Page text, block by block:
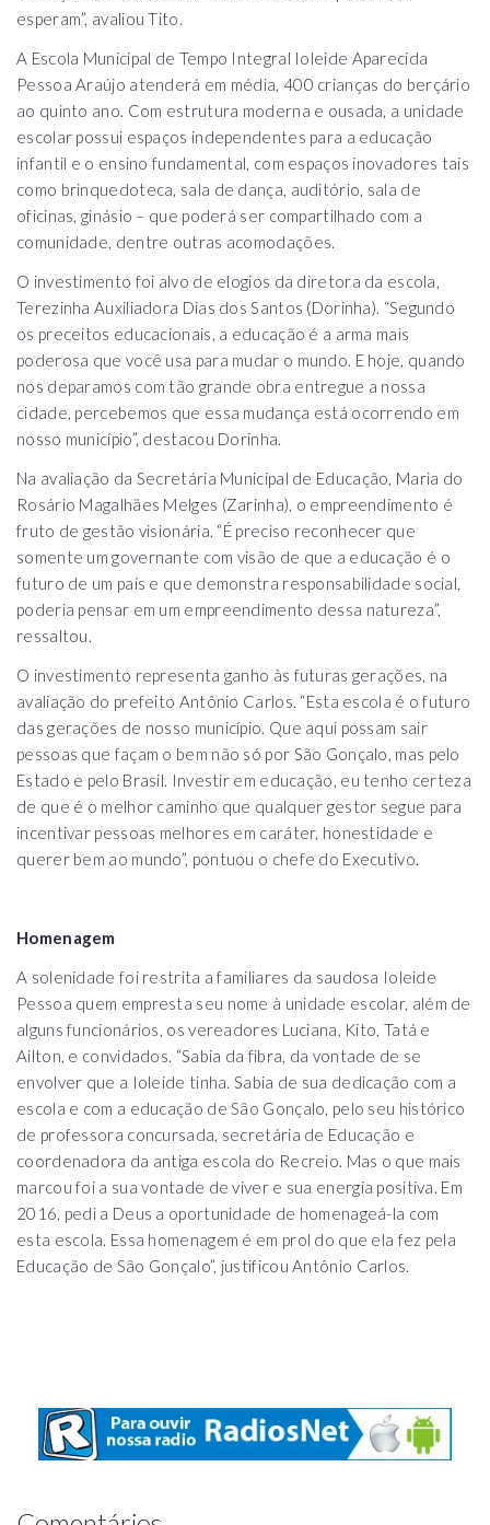
esperam”, avaliou Tito.
A Escola Municipal de Tempo Integral Ioleide Aparecida
Pessoa Araújo atenderá em média, 400 crianças do berçário
ao quinto ano. Com estrutura moderna e ousada, a unidade
escolar possui espaços independentes para a educação
infantil e o ensino fundamental, com espaços inovadores tais
como brinquedoteca, sala de dança, auditório, sala de
oficinas, ginásio – que poderá ser compartilhado com a
comunidade, dentre outras acomodações.
O investimento foi alvo de elogios da diretora da escola,
Terezinha Auxiliadora Dias dos Santos (Dorinha). “Segundo
os preceitos educacionais, a educação é a arma mais
poderosa que você usa para mudar o mundo. E hoje, quando
nos deparamos com tão grande obra entregue a nossa
cidade, percebemos que essa mudança está ocorrendo em
nosso município”, destacou Dorinha.
Na avaliação da Secretária Municipal de Educação, Maria do
Rosário Magalhães Melges (Zarinha), o empreendimento é
fruto de gestão visionária. “É preciso reconhecer que
somente um governante com visão de que a educação é o
futuro de um país e que demonstra responsabilidade social,
poderia pensar em um empreendimento dessa natureza”,
ressaltou.
O investimento representa ganho às futuras gerações, na
avaliação do prefeito Antônio Carlos. “Esta escola é o futuro
das gerações de nosso município. Que aqui possam sair
pessoas que façam o bem não só por São Gonçalo, mas pelo
Estado e pelo Brasil. Investir em educação, eu tenho certeza
de que é o melhor caminho que qualquer gestor segue para
incentivar pessoas melhores em caráter, honestidade e
querer bem ao mundo”, pontuou o chefe do Executivo.
Homenagem
A solenidade foi restrita a familiares da saudosa Ioleide
Pessoa quem empresta seu nome à unidade escolar, além de
alguns funcionários, os vereadores Luciana, Kito, Tatá e
Ailton, e convidados. “Sabia da fibra, da vontade de se
envolver que a Ioleide tinha. Sabia de sua dedicação com a
escola e com a educação de São Gonçalo, pelo seu histórico
de professora concursada, secretária de Educação e
coordenadora da antiga escola do Recreio. Mas o que mais
marcou foi a sua vontade de viver e sua energia positiva. Em
2016, pedi a Deus a oportunidade de homenageá-la com
esta escola. Essa homenagem é em prol do que ela fez pela
Educação de São Gonçalo”, justificou Antônio Carlos.